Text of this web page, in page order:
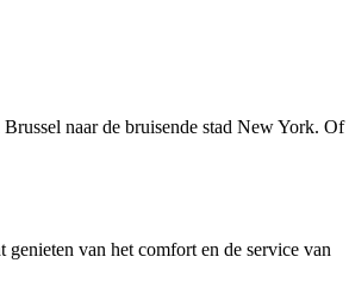
naar de bruisende stad New York. Of
van het comfort en de service van